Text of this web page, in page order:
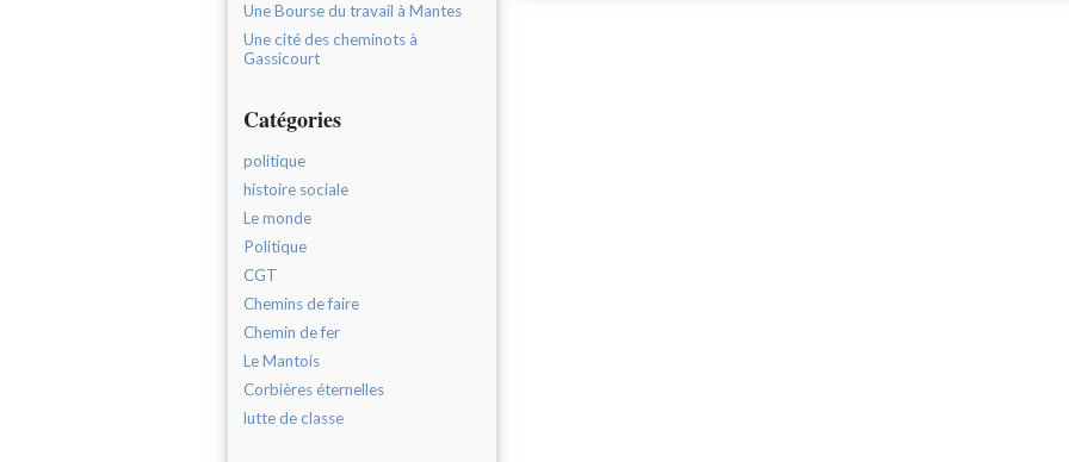
Une Bourse du travail à Mantes
Une cité des cheminots à
Gassicourt
Catégories
politique
histoire sociale
Le monde
Politique
CGT
Chemins de faire
Chemin de fer
Le Mantois
Corbières éternelles
lutte de classe